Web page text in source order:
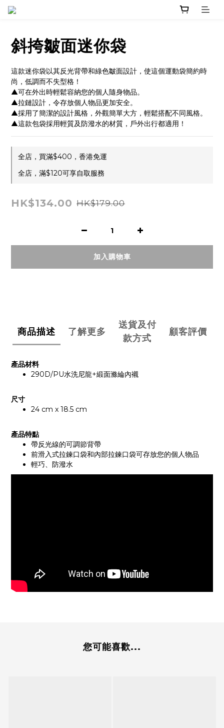
斜挎皺面迷你袋
這款迷你袋以其反光背帶和綠色皺面設計，使這個運動袋簡約時
尚，低調而不失型格！
▲可在外出時輕鬆容納您的個人隨身物品。
▲拉鏈設計，令存放個人物品更加安全。
▲採用了簡潔的設計風格，外觀簡單大方，輕鬆搭配不同風格。
▲這款包袋採用輕質及防潑水的材質，戶外出行都適用！
全店，買滿$400，香港免運
全店，滿$120可享自取服務
HK$134.00 HK$179.00
加入購物車
商品描述 了解更多
送貨及付
款方式
顧客評價
產品材料
290D/PU水洗尼龍+緞面滌綸內襯
尺寸
24 cm x 18.5 cm
產品特點
帶反光線的可調節背帶
前滑入式拉鍊口袋和內部拉鍊口袋可存放您的個人物品
輕巧、防潑水
您可能喜歡...